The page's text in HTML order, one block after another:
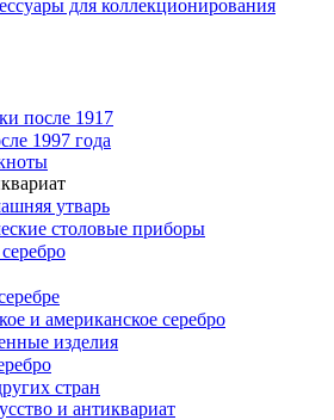
для коллекционирования
после 1917
1997 года
утварь
столовые приборы
и американское серебро
изделия
стран
и антиквариат